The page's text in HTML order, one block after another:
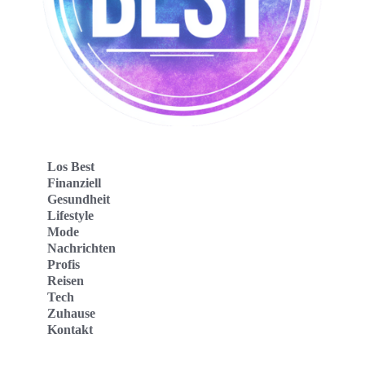
Los Best
Finanziell
Gesundheit
Lifestyle
Mode
Nachrichten
Profis
Reisen
Tech
Zuhause
Kontakt